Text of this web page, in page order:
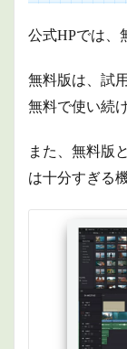
公式HPでは、
無料版は、試
無料で使い続
また、 無料版
は十分すぎる